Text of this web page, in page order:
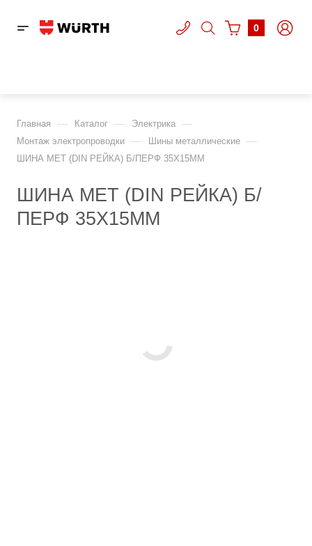
0
Главная — Каталог — Электрика —
Монтаж электропроводки — Шины металлические —
ШИНА МЕТ (DIN РЕЙКА) Б/ПЕРФ 35X15ММ
ШИНА МЕТ (DIN РЕЙКА) Б/
ПЕРФ 35X15ММ